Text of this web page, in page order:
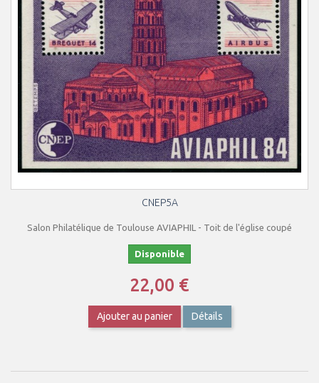
CNEP5A
Salon Philatélique de Toulouse AVIAPHIL - Toit de l'église coupé
Disponible
22,00 €
Ajouter au panier Détails